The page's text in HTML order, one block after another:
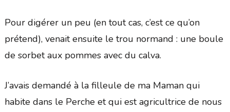
Pour digérer un peu (en tout cas, c’est ce qu’on
prétend), venait ensuite le trou normand : une boule
de sorbet aux pommes avec du calva.
J’avais demandé à la filleule de ma Maman qui
habite dans le Perche et qui est agricultrice de nous